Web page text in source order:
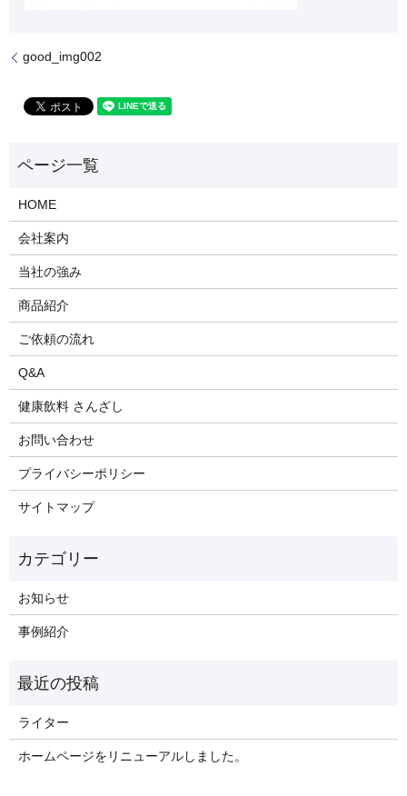
good_img002
HOME
会社案内
当社の強み
商品紹介
ご依頼の流れ
Q&A
健康飲料 さんざし
お問い合わせ
プライバシーポリシー
サイトマップ
お知らせ
事例紹介
ライター
ホームページをリニューアルしました。